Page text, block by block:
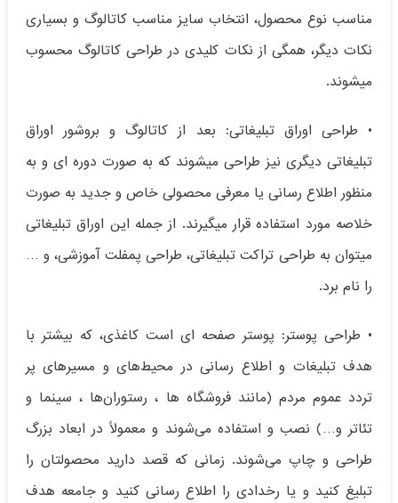
مناسب نوع محصول، انتخاب سایز مناسب کاتالوگ و بسیاری
نکات دیگر، همگی از نکات کلیدی در طراحی کاتالوگ محسوب
میشوند.
• طراحی اوراق تبلیغاتی: بعد از کاتالوگ و بروشور اوراق
تبلیغاتی دیگری نیز طراحی میشوند که به صورت دوره ای و به
منظور اطلاع رسانی یا معرفی محصولی خاص و جدید به صورت
خلاصه مورد استفاده قرار میگیرند. از جمله این اوراق تبلیغاتی
میتوان به طراحی تراکت تبلیغاتی، طراحی پمفلت آموزشی، و …
را نام برد.
• طراحی پوستر: پوستر‌ صفحه ای است کاغذی، که بیشتر با
هدف تبلیغات و اطلاع رسانی در محیط‌های و مسیرهای پر
تردد عموم مردم (مانند فروشگاه ها ، رستوران‌ها ، سینما و
تئاتر و…) نصب و استفاده می‌شوند و معمولاً در ابعاد بزرگ
طراحی و چاپ می‌شوند. زمانی که قصد دارید محصولتان را
تبلیغ کنید و یا رخدادی را اطلاع رسانی کنید و جامعه هدف